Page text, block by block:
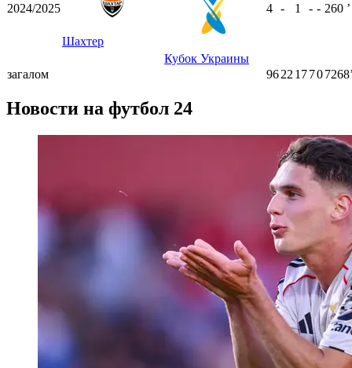
2024/2025
Шахтер
Кубок Украины
4 - 1 - - 260 ʼ
загалом 9622 1770
Новости на футбол 24